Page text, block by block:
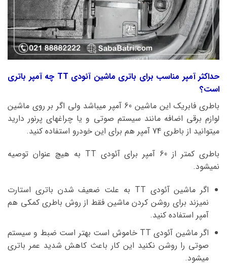
حداکثر آمپر مناسب برای باتری ماشین آئودی TT چه آمپر باتری
است؟
باطری فابریک این ماشین 60 آمپر میباشد ولی اگر بر روی ماشین
لوازم برقی اضافه مانند سیستم صوتی و یا چراغهای پرنور دارید
میتوانید از باطری 74 آمپر هم برای این خودرو استفاده کنید.
باطری کمتر از 60 آمپر برای آئودی TT به هیچ عنوان توصیه
نمیشود.
اگر ماشین آئودی TT به علت ضعیف شدن باتری استارت
نمیزند برای روشن کردن ماشین فقط از روش باطری کمکی هم
آمپر استفاده کنید.
اگر ماشین آئودی TT خاموش است بهتر است ضبط و سیستم
صوتی را روشن نکنید این کار باعث کاهش شدید عمر باتری
میشود.